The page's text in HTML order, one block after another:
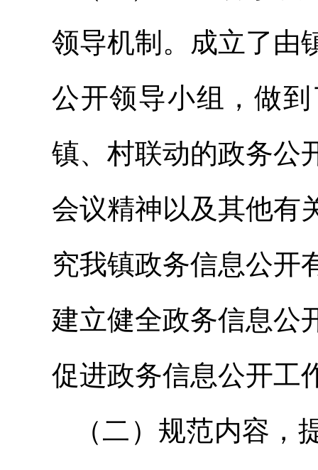
领导机制。成立了由
公开领导小组，做
镇、村联动的政务公
会议精神以及其他有
究我镇政务信息公开
建立健全政务信息公
促进政务信息公开工
（二）规范内容，